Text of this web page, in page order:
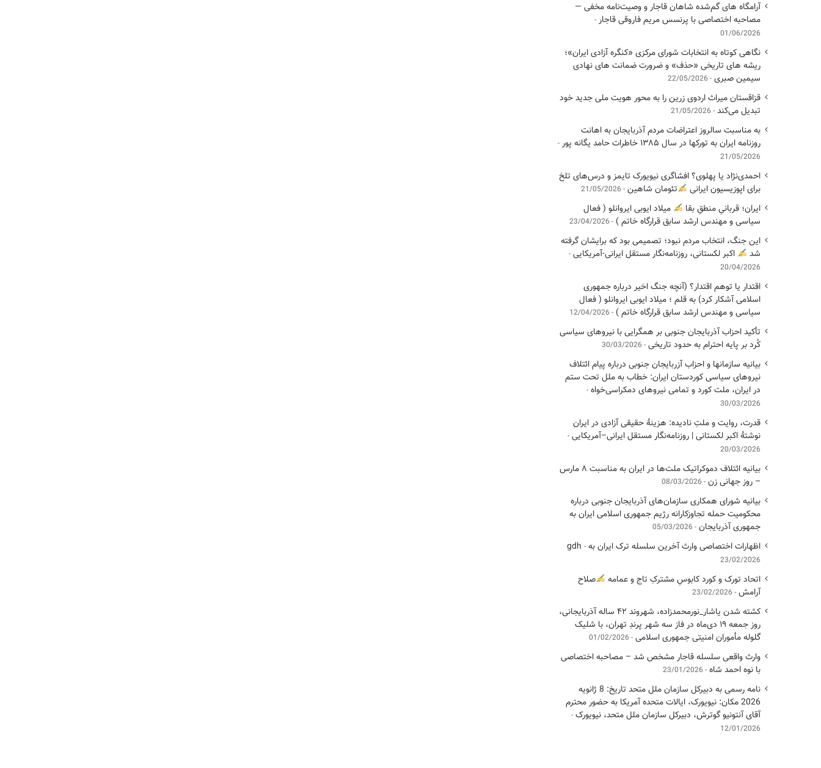
آرامگاه های گم‌شده شاهان قاجار و وصیت‌نامه مخفی —
مصاحبه اختصاصی با پرنسس مریم فاروقی قاجار
01/06/2026
نگاهی کوتاه به انتخابات شورای مرکزی «کنگره آزادی ایران»؛
ریشه های تاریخی «حذف» و ضرورت ضمانت های نهادی
سیمین صبری 22/05/2026
قزاقستان میراث اردوی زرین را به محور هویت ملی جدید خود
تبدیل می‌کند 21/05/2026
به مناسبت سالروز اعتراضات مردم آذربایجان به اهانت
روزنامه ایران به تورکها در سال ۱۳۸۵ خاطرات حامد یگانه پور
21/05/2026
احمدی‌نژاد یا پهلوی؟ افشاگری نیویورک تایمز و درس‌های تلخ
برای اپوزیسیون ایرانی
تئومان شاهین 21/05/2026
ایران؛ قربانیِ منطقِ بقا
میلاد ایوبی ایروانلو ( فعال
سیاسی ‌و مهندس ارشد سابق قرارگاه خاتم ) 23/04/2026
این جنگ، انتخاب مردم نبود؛ تصمیمی بود که برایشان گرفته
شد
اکبر لکستانی، روزنامه‌نگار مستقل ایرانی-آمریکایی
20/04/2026
اقتدار یا توهم اقتدار؟ (آنچه جنگ اخیر درباره جمهوری
اسلامی آشکار کرد) به قلم ؛ میلاد ایوبی ایروانلو ( فعال
سیاسی و مهندس ارشد سابق قرارگاه خاتم ) 12/04/2026
تأکید احزاب آذربایجان جنوبی بر همگرایی با نیروهای سیاسی
کُرد بر پایه احترام به حدود تاریخی 30/03/2026
بیانیه سازمانها و احزاب آزربایجان جنوبی درباره پیام ائتلاف
نیروهای سیاسی کوردستان ایران: خطاب به ملل تحت ستم
در ایران، ملت کورد و تمامی نیروهای دمکراسی‌خواه
30/03/2026
قدرت، روایت و ملتِ نادیده: هزینهٔ حقیقی آزادی در ایران
نوشتهٔ اکبر لکستانی | روزنامه‌نگار مستقل ایرانی–آمریکایی
20/03/2026
بیانیه ائتلاف دموکراتیک ملت‌ها در ایران به مناسبت ۸ مارس
– روز جهانی زن 08/03/2026
بیانیه شورای همکاری سازمان‌های آذربایجان جنوبی درباره
محکومیت حمله تجاوزکارانه رژیم جمهوری اسلامی ایران به
جمهوری آذربایجان 05/03/2026
اظهارات اختصاصی وارث آخرین سلسله ترک ایران به gdh
23/02/2026
اتحاد تورک و کورد کابوسِ مشترکِ تاج و عمامه
​صلاح
آرامش 23/02/2026
کشته شدن یاشار_نورمحمدزاده، شهروند ۴۲ ساله آذربایجانی،
روز جمعه ۱۹ دی‌ماه در فاز سه شهر پرندِ تهران، با شلیک
گلوله مأموران امنیتی جمهوری اسلامی 01/02/2026
وارث واقعی سلسله قاجار مشخص شد – مصاحبه اختصاصی
با نوه احمد شاه 23/01/2026
نامه رسمی به دبیرکل سازمان ملل متحد تاریخ: 8 ژانویه
2026 مکان: نیویورک، ایالات متحده آمریکا به حضور محترم
آقای آنتونیو گوترش، دبیرکل سازمان ملل متحد، نیویورک
12/01/2026